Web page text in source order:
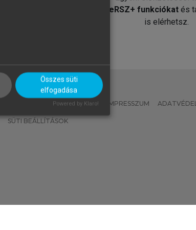
MeRSZ+ funkciókat és
is elérhetsz.
MI – ÁLTALÁNOS IRÁNYELVEK IMPRESSZUM
SÜTI BEÁLLÍTÁSOK
Összes süti
elfogadása
Powered by Klaro!